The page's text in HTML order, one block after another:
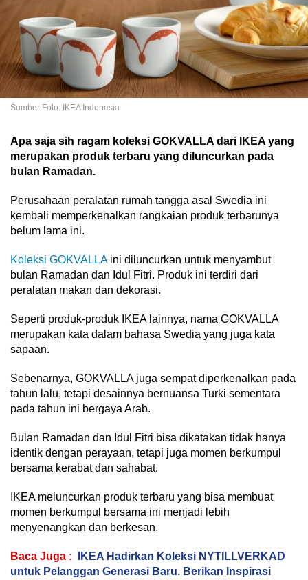
Sumber Foto: IKEA Indonesia
Apa saja sih ragam koleksi GOKVALLA dari IKEA yang
merupakan produk terbaru yang diluncurkan pada
bulan Ramadan.
Perusahaan peralatan rumah tangga asal Swedia ini
kembali memperkenalkan rangkaian produk terbarunya
belum lama ini.
Koleksi GOKVALLAini diluncurkan untuk menyambut
bulan Ramadan dan Idul Fitri. Produk ini terdiri dari
peralatan makan dan dekorasi.
Seperti produk-produk IKEA lainnya, nama GOKVALLA
merupakan kata dalam bahasa Swedia yang juga kata
sapaan.
Sebenarnya, GOKVALLA juga sempat diperkenalkan pada
tahun lalu, tetapi desainnya bernuansa Turki sementara
pada tahun ini bergaya Arab.
Bulan Ramadan dan Idul Fitri bisa dikatakan tidak hanya
identik dengan perayaan, tetapi juga momen berkumpul
bersama kerabat dan sahabat.
IKEA meluncurkan produk terbaru yang bisa membuat
momen berkumpul bersama ini menjadi lebih
menyenangkan dan berkesan.
Baca Juga :
IKEA Hadirkan Koleksi NYTILLVERKAD
untuk Pelanggan Generasi Baru. Berikan Inspirasi